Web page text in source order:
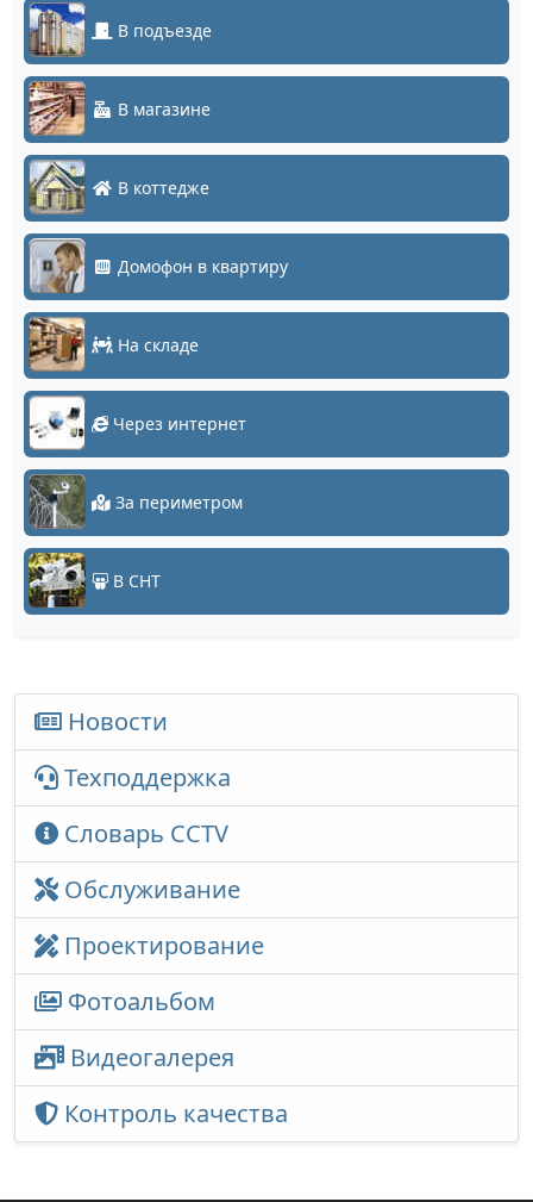
В подъезде
В магазине
В коттедже
Домофон в квартиру
На складе
Через интернет
За периметром
В СНТ
Новости
Техподдержка
Словарь CCTV
Обслуживание
Проектирование
Фотоальбом
Видеогалерея
Контроль качества